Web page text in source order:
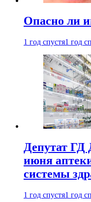
Опасно ли
1 год спустя1 год
Депутат ГД
июня
системы
1 год спустя1 год